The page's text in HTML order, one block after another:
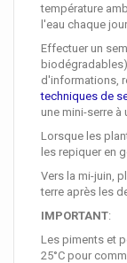
température
l'eau chaque
Effectuer un
d'informations,
techniques de
une mini-serre à
Lorsque les
les repiquer en
Vers la mi-juin,
terre après les
IMPORTANT:
Les piments et
25°C pour